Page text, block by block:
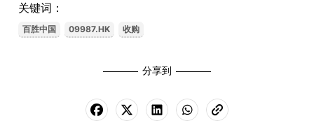
关键词：
百胜中国 09987.HK 收购
分享到